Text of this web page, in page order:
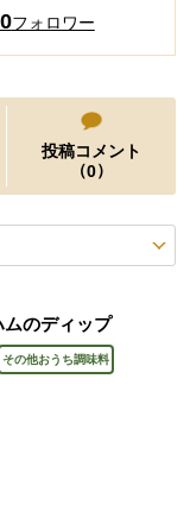
0フォロワー
投稿コメント
（0）
のディップ
その他おうち調味料